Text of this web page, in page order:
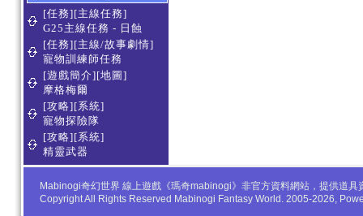
[任務][主線任務]
G25主線任務 - 日蝕
[任務][主線/故事劇情]
寵物訓練師任務
[遊戲簡介][地圖]
摩格梅爾
[攻略][系統]
寵物探險隊
[攻略][系統]
精靈武器
Mabinogi奇幻世界 線上遊戲《瑪奇mabinogi》非官方資料網站，提供道
Copyright All Rights Reserved Mabinogi Fantasy World. 2005-2026,